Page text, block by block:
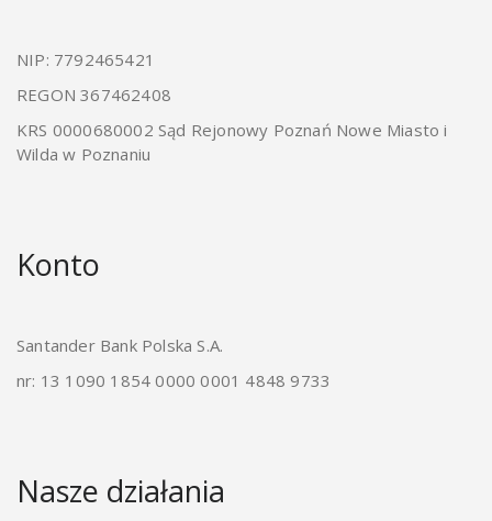
NIP: 7792465421
REGON 367462408
KRS 0000680002 Sąd Rejonowy Poznań Nowe Miasto i
Wilda w Poznaniu
Konto
Santander Bank Polska S.A.
nr: 13 1090 1854 0000 0001 4848 9733
Nasze działania